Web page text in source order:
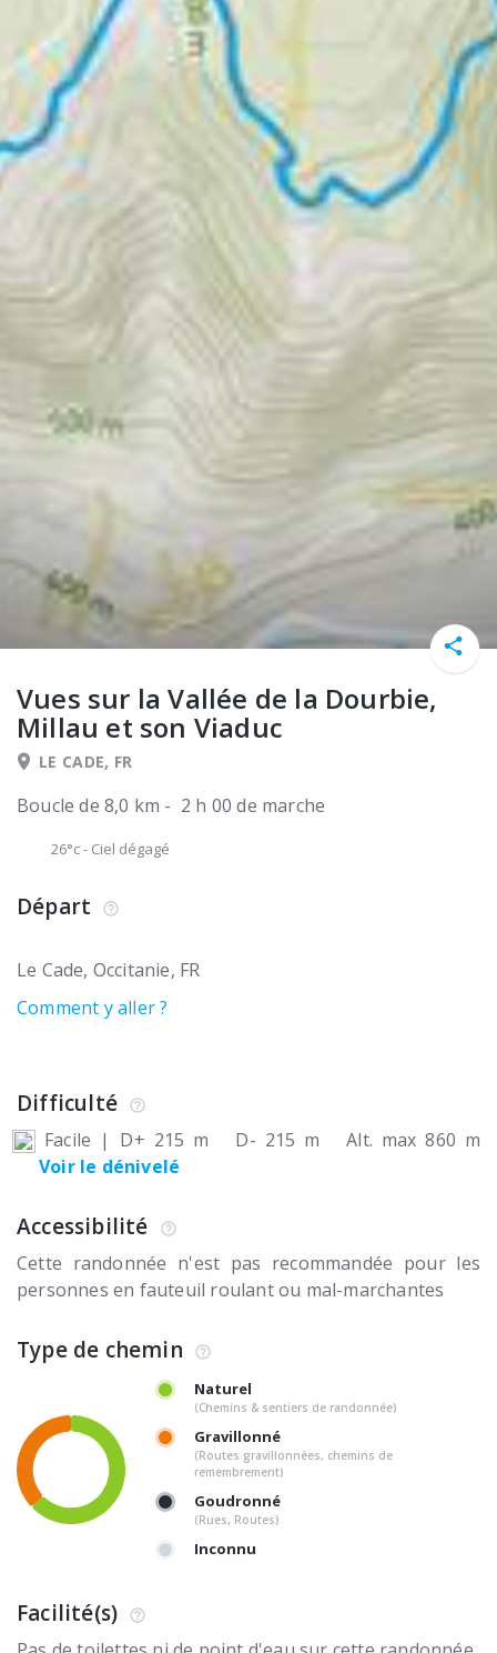
Vues sur la Vallée de la Dourbie,
Millau et son Viaduc
LE CADE, FR
Boucle de 8,0 km - 2 h 00 de marche
26°c- Ciel dégagé
Départ
Le Cade Occitanie FR
Comment y aller ?
Difficulté
Facile | D+ 215 m D- 215 m
Alt. max 860 m
Voir le dénivelé
Accessibilité
Cette randonnée n'est pas recommandée pour les
personnes en fauteuil roulant ou mal-marchantes
Type de chemin
Naturel
(Chemins & sentiers de randonnée)
Gravillonné
(Routes gravillonnées, chemins de
remembrement)
Goudronné
(Rues, Routes)
Inconnu
Facilité(s)